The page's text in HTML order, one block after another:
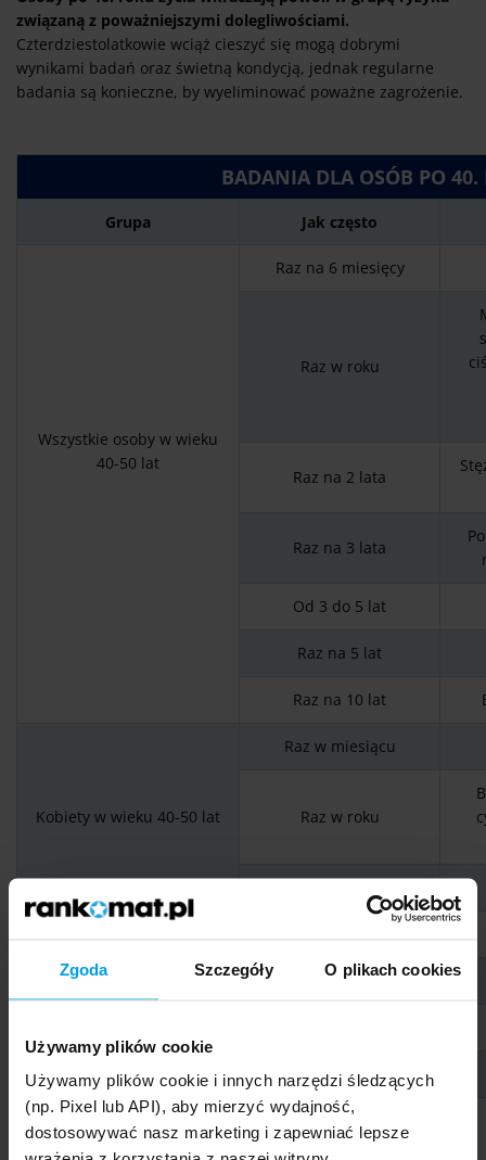
Zgoda Szczegóły O plikach cookies
Używamy plików cookie
Używamy plików cookie i innych narzędzi śledzących
(np. Pixel lub API), aby mierzyć wydajność,
dostosowywać nasz marketing i zapewniać lepsze
związaną z poważniejszymi dolegliwościami.
Czterdziestolatkowie wciąż cieszyć się mogą dobrymi
wynikami badań oraz świetną kondycją, jednak regularne
badania są konieczne, by wyeliminować poważne zagrożenie.
BADANIA DLA OSÓB PO 40.
Grupa Jak często
Wszystkie osoby w wieku
40-50 lat
Raz na 6 miesięcy
Raz w roku
Raz na 2 lata
Raz na 3 lata
Od 3 do 5 lat
Raz na 5 lat
Raz na 10 lat
Kobiety w wieku 40-50 lat
Raz w miesiącu
Raz w roku
Raz w roku
Raz na 3 lata
Tabela 3. Opracowanie własne na podstawie zwrotnikraka.pl.